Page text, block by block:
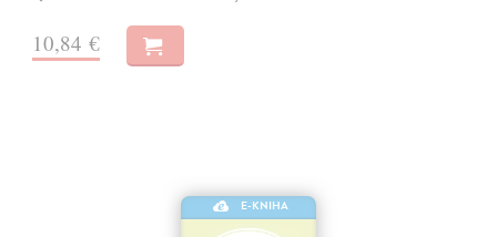
10,84 €
E-KNIHA